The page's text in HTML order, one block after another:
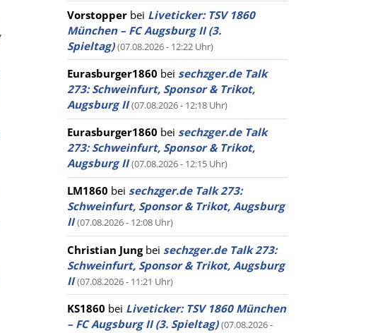
Vorstopper bei Liveticker: TSV 1860
München – FC Augsburg II (3.
Spieltag) (07.08.2026 - 12:22 Uhr)
Eurasburger1860 bei sechzger.de Talk
273: Schweinfurt, Sponsor & Trikot,
Augsburg II (07.08.2026 - 12:18 Uhr)
Eurasburger1860 bei sechzger.de Talk
273: Schweinfurt, Sponsor & Trikot,
Augsburg II (07.08.2026 - 12:15 Uhr)
LM1860 bei sechzger.de Talk 273:
Schweinfurt, Sponsor & Trikot, Augsburg
II (07.08.2026 - 12:08 Uhr)
Christian Jungbei sechzger.de Talk 273:
Schweinfurt, Sponsor & Trikot, Augsburg
II (07.08.2026 - 11:21 Uhr)
KS1860 bei Liveticker: TSV 1860 München
– FC Augsburg II (3. Spieltag) (07.08.2026 -